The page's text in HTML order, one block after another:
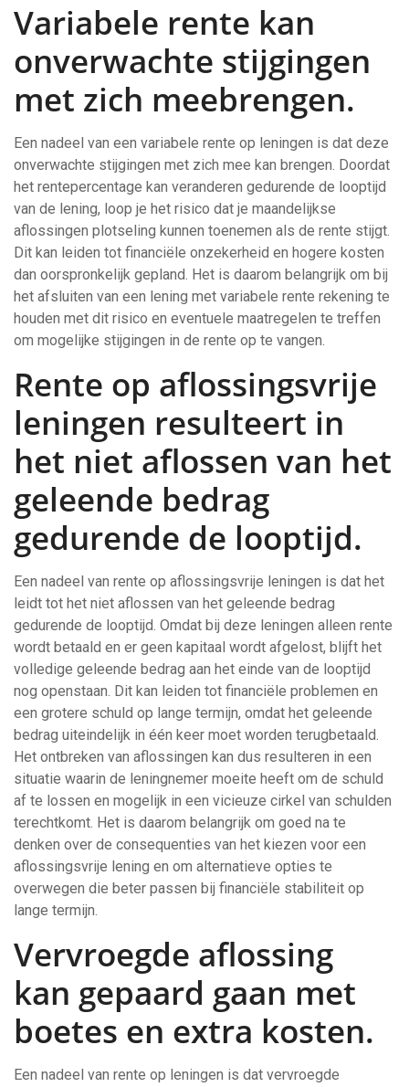
Variabele rente kan
onverwachte stijgingen
met zich meebrengen.
Een nadeel van een variabele rente op leningen is dat deze
onverwachte stijgingen met zich mee kan brengen. Doordat
het rentepercentage kan veranderen gedurende de looptijd
van de lening, loop je het risico dat je maandelijkse
aflossingen plotseling kunnen toenemen als de rente stijgt.
Dit kan leiden tot financiële onzekerheid en hogere kosten
dan oorspronkelijk gepland. Het is daarom belangrijk om bij
het afsluiten van een lening met variabele rente rekening te
houden met dit risico en eventuele maatregelen te treffen
om mogelijke stijgingen in de rente op te vangen.
Rente op aflossingsvrije
leningen resulteert in
het niet aflossen van het
geleende bedrag
gedurende de looptijd.
Een nadeel van rente op aflossingsvrije leningen is dat het
leidt tot het niet aflossen van het geleende bedrag
gedurende de looptijd. Omdat bij deze leningen alleen rente
wordt betaald en er geen kapitaal wordt afgelost, blijft het
volledige geleende bedrag aan het einde van de looptijd
nog openstaan. Dit kan leiden tot financiële problemen en
een grotere schuld op lange termijn, omdat het geleende
bedrag uiteindelijk in één keer moet worden terugbetaald.
Het ontbreken van aflossingen kan dus resulteren in een
situatie waarin de leningnemer moeite heeft om de schuld
af te lossen en mogelijk in een vicieuze cirkel van schulden
terechtkomt. Het is daarom belangrijk om goed na te
denken over de consequenties van het kiezen voor een
aflossingsvrije lening en om alternatieve opties te
overwegen die beter passen bij financiële stabiliteit op
lange termijn.
Vervroegde aflossing
kan gepaard gaan met
boetes en extra kosten.
Een nadeel van rente op leningen is dat vervroegde